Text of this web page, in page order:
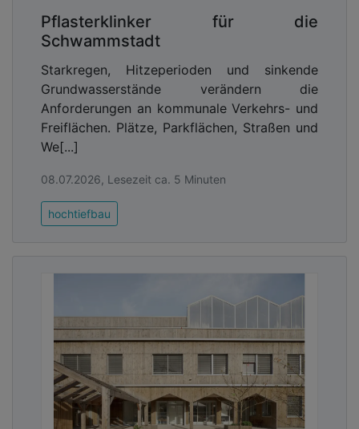
Pflasterklinker für die
Schwammstadt
Starkregen, Hitzeperioden und sinkende
Grundwasserstände verändern die
Anforderungen an kommunale Verkehrs- und
Freiflächen. Plätze, Parkflächen, Straßen und
We[...]
08.07.2026, Lesezeit ca. 5 Minuten
hochtiefbau